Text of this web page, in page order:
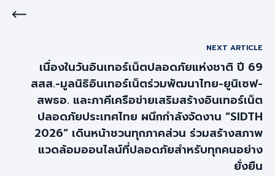
NEXT ARTICLE
เนื่องในวันอินเทอร์เน็ตปลอดภัยแห่งชาติ ปี 69
สสส.-มูลนิธิอินเทอร์เน็ตร่วมพัฒนาไทย-ยูนิเซฟ-
สพธอ. และภาคีเครือข่ายเสริมสร้างอินเทอร์เน็ต
ปลอดภัยประเทศไทย ผนึกกำลังจัดงาน “SIDTH
2026” เดินหน้าชวนทุกภาคส่วน ร่วมสร้างสภาพ
แวดล้อมออนไลน์ที่ปลอดภัยสำหรับทุกคนอย่าง
ยั่งยืน